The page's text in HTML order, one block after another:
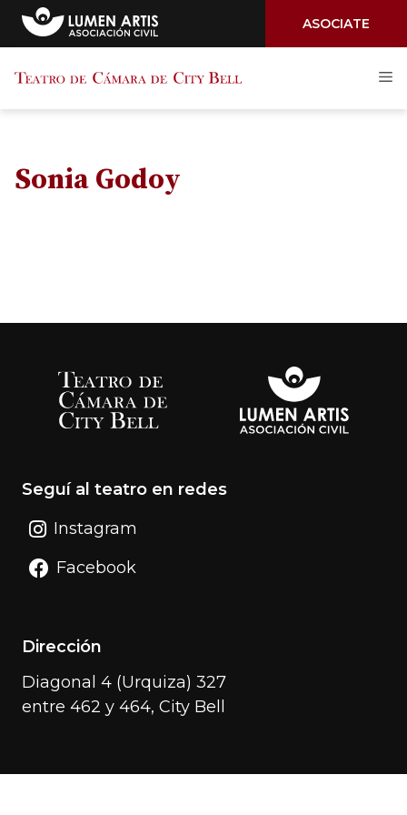
ASOCIATE
contenido
Sonia Godoy
Seguí al teatro en redes
Instagram
Facebook
Dirección
Diagonal 4 (Urquiza) 327
entre 462 y 464, City Bell